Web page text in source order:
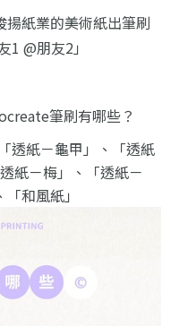
紙業的美術紙出筆刷
1 @朋友2」
筆刷有哪些？
透紙－龜甲」、「透紙
紙－梅」、「透紙－
和風紙」